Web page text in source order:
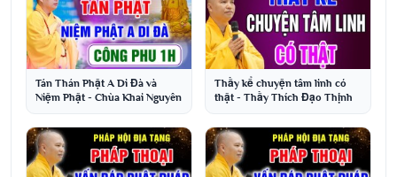
Tán Thán Phật A Di Đà và
Niệm Phật - Chùa Khai Nguyên
Thầy kể chuyện tâm linh có
thật - Thầy Thích Đạo Thịnh